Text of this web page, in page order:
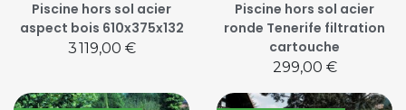
Piscine hors sol acier
aspect bois 610x375x132
Prix
3 119,00 €
Piscine hors sol acier
ronde Tenerife filtration
cartouche
Prix
299,00 €